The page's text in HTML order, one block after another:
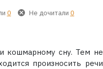
0 Не дочитали 0
кошмарному сну. Тем не
произносить речи